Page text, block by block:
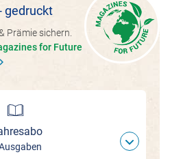
gedruckt
Prämie sichern.
for Future